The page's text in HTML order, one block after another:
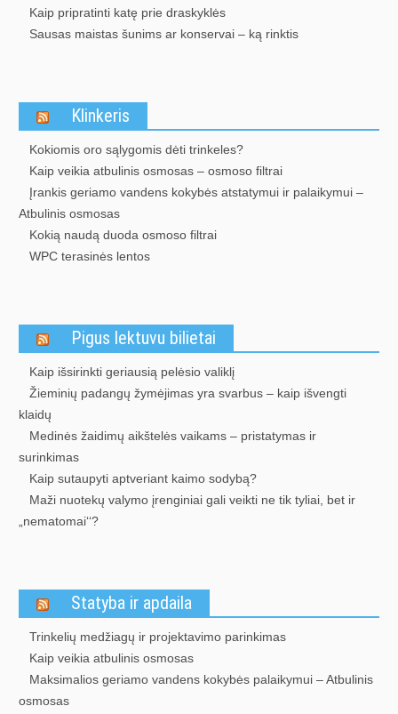
Kaip pripratinti katę prie draskyklės
Sausas maistas šunims ar konservai – ką rinktis
Klinkeris
Kokiomis oro sąlygomis dėti trinkeles?
Kaip veikia atbulinis osmosas – osmoso filtrai
Įrankis geriamo vandens kokybės atstatymui ir palaikymui –
Atbulinis osmosas
Kokią naudą duoda osmoso filtrai
WPC terasinės lentos
Pigus lektuvu bilietai
Kaip išsirinkti geriausią pelėsio valiklį
Žieminių padangų žymėjimas yra svarbus – kaip išvengti
klaidų
Medinės žaidimų aikštelės vaikams – pristatymas ir
surinkimas
Kaip sutaupyti aptveriant kaimo sodybą?
Maži nuotekų valymo įrenginiai gali veikti ne tik tyliai, bet ir
„nematomai‘‘?
Statyba ir apdaila
Trinkelių medžiagų ir projektavimo parinkimas
Kaip veikia atbulinis osmosas
Maksimalios geriamo vandens kokybės palaikymui – Atbulinis
osmosas